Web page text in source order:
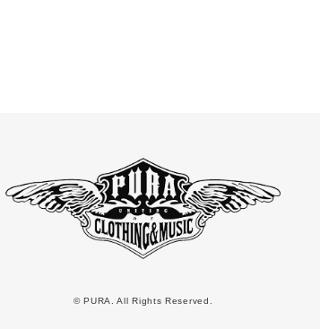
© PURA. All Rights Reserved.